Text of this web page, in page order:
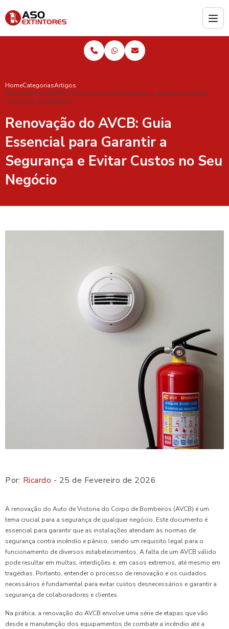
HomeCategoriasArtigos
Renovação do AVCB: Guia Essencial para Garantir a Segurança e Evitar
Custos no Seu Negócio
Renovação do AVCB: Guia
Essencial para Garantir a
Segurança e Evitar Custos no Seu
Negócio
Por: Ricardo - 25 de Fevereiro de 2026
A renovação do Auto de Vistoria do Corpo de Bombeiros (AVCB) é um
tema crucial para a segurança de qualquer negócio. Este documento é
essencial para garantir que as instalações atendam às normas de
segurança contra incêndio e pânico, sendo um requisito legal para o
funcionamento de diversos estabelecimentos. A falta de um AVCB válido
pode resultar em multas, interdições e, em casos extremos, até mesmo em
tragédias. Portanto, entender o processo de renovação e os cuidados
necessários é fundamental para evitar custos desnecessários e garantir a
segurança de colaboradores e clientes.
Na prática, a renovação do AVCB envolve uma série de etapas que vão
desde a manutenção dos equipamentos de combate a incêndio até a